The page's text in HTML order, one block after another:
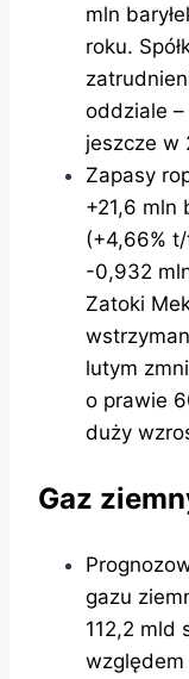
mln
roku.
oddziale –
jeszcze w
Zapasy
+21,6 mln
(+4,66%
-0,932
Zatoki
lutym
o prawie
duży
Gaz
gazu
112,2 mld